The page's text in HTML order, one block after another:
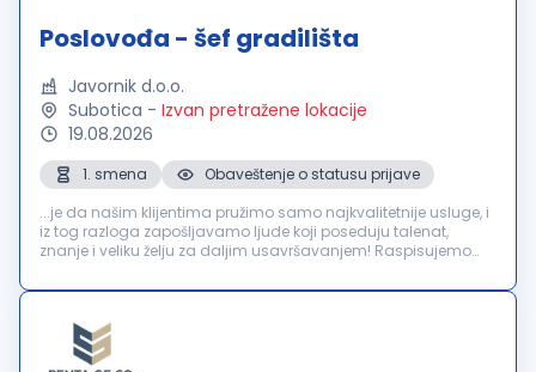
Poslovođa - šef gradilišta
Javornik d.o.o.
Subotica - Izvan pretražene lokacije
19.08.2026
1. smena
Obaveštenje o statusu prijave
...je da našim klijentima pružimo samo najkvalitetnije usluge, i
iz tog razloga zapošljavamo ljude koji poseduju talenat,
znanje i veliku želju za daljim usavršavanjem! Raspisujemo
Opis posla...